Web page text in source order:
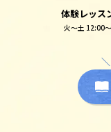
体験レッス
火～土 12:00